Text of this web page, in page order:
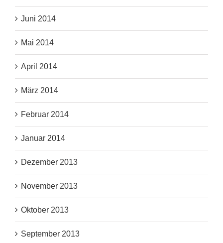
Juni 2014
Mai 2014
April 2014
März 2014
Februar 2014
Januar 2014
Dezember 2013
November 2013
Oktober 2013
September 2013